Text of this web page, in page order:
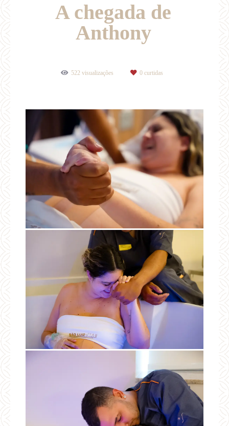
A chegada de
Anthony
522 visualizações 0 curtidas